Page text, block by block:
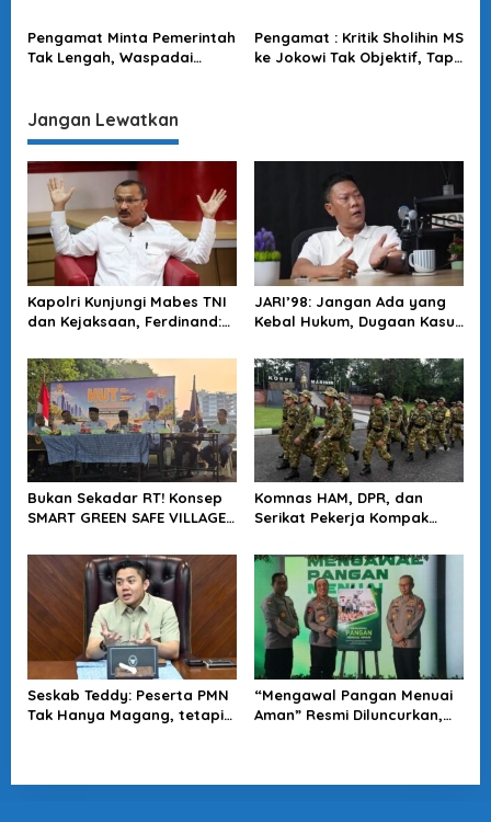
Pengamat Minta Pemerintah
Tak Lengah, Waspadai
Pengamat : Kritik Sholihin MS
ke Jokowi Tak Objektif, Tapi
Jangan Lewatkan
Kapolri Kunjungi Mabes TNI
dan Kejaksaan, Ferdinand:
Soliditas Antar Lembaga
JARI’98: Jangan Ada yang
Kebal Hukum, Dugaan Kasus
Tuntas
Bukan Sekadar RT! Konsep
SMART GREEN SAFE VILLAGE
Depan Kota
Komnas HAM, DPR, dan
Serikat Pekerja Kompak
KDMP Diusut
Seskab Teddy: Peserta PMN
Tak Hanya Magang, tetapi
“Mengawal Pangan Menuai
Aman” Resmi Diluncurkan,